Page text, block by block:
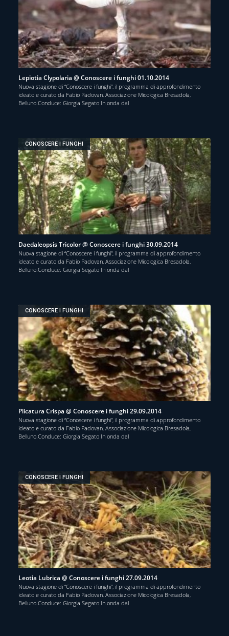
Lepiotia Clypolaria @ Conoscere i funghi 01.10.2014
Nuova stagione di “Conoscere i funghi”, il programma di approfondimento
ideato e curato da Fabio Padovan, Associazione Micologica Bresadola,
Belluno.Conduce: Giorgia Segato In onda dal
CONOSCERE I FUNGHI
Daedaleopsis Tricolor @ Conoscere i funghi 30.09.2014
Nuova stagione di “Conoscere i funghi”, il programma di approfondimento
ideato e curato da Fabio Padovan, Associazione Micologica Bresadola,
Belluno.Conduce: Giorgia Segato In onda dal
CONOSCERE I FUNGHI
Plicatura Crispa @ Conoscere i funghi 29.09.2014
Nuova stagione di “Conoscere i funghi”, il programma di approfondimento
ideato e curato da Fabio Padovan, Associazione Micologica Bresadola,
Belluno.Conduce: Giorgia Segato In onda dal
CONOSCERE I FUNGHI
Leotia Lubrica @ Conoscere i funghi 27.09.2014
Nuova stagione di “Conoscere i funghi”, il programma di approfondimento
ideato e curato da Fabio Padovan, Associazione Micologica Bresadola,
Belluno.Conduce: Giorgia Segato In onda dal